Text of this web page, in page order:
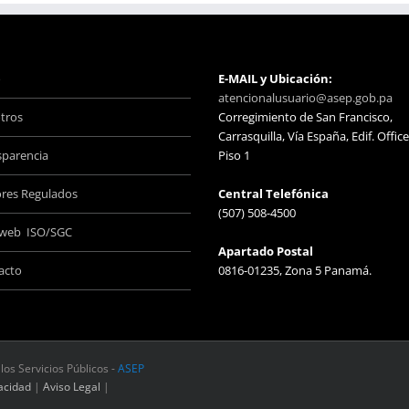
Regulados
ISO/SGC
E-MAIL y Ubicación:
atencionalusuario@asep.gob.pa
Corregimiento de San Francisco,
Carrasquilla, Vía España, Edif.
Piso 1
Central Telefónica
(507) 508-4500
Apartado Postal
0816-01235, Zona 5 Panamá.
Servicios Públicos -ASEP
| Aviso Legal |